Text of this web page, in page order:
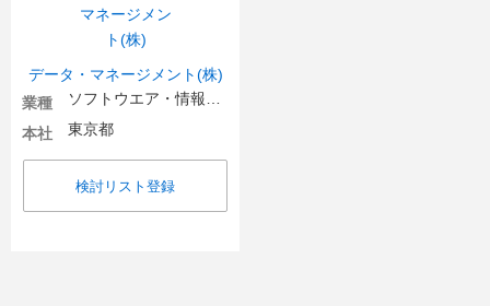
データ・マネージメント(株)
業種
本社
東京都
検討リスト登録